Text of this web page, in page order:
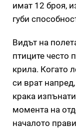
имат 12 броя,
губи
Видът на
птиците често
крила. Когато
си врат
крака
момента на
началото